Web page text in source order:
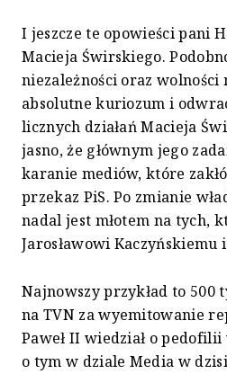
I jeszcze te opowieści pani
Macieja Świrskiego.
niezależności oraz wolności
absolutne kuriozum i
licznych działań Macieja
jasno, że głównym jego
karanie mediów, które
przekaz PiS. Po zmianie
nadal jest młotem na tych,
Jarosławowi Kaczyńskiemu
Najnowszy przykład to 500
na TVN za wyemitowanie
Paweł II wiedział o
o tym w dziale Media w